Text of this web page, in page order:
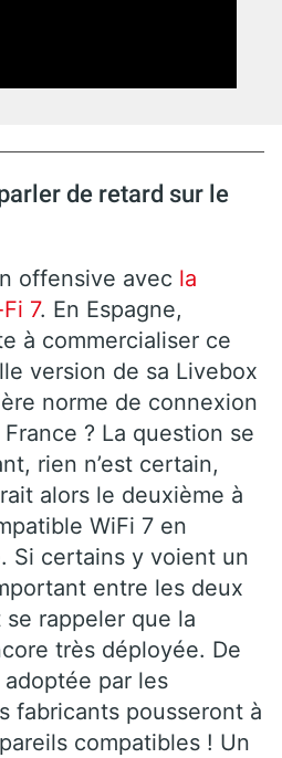
de retard sur le
offensive avec la
7. En Espagne,
à commercialiser ce
version de sa Livebox
norme de connexion
? La question se
rien n’est certain,
alors le deuxième à
WiFi 7 en
Si certains y voient un
entre les deux
rappeler que la
très déployée. De
par les
fabricants pousseront à
compatibles ! Un